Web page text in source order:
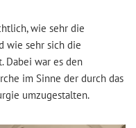
wie sehr die
wie sehr sich die
Dabei war es den
im Sinne der durch das
umzugestalten.